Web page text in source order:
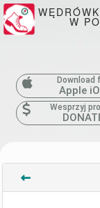
W
Download
Apple
Wesprzyj